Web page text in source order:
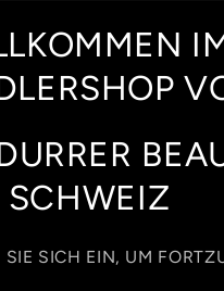
SCHWEIZ
SIE SICH EIN, UM